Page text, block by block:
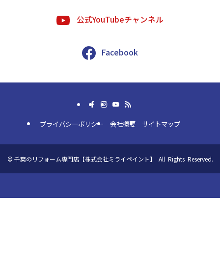
公式YouTubeチャンネル
Facebook
プライバシーポリシー 会社概要 サイトマップ
© 千葉のリフォーム専門店【株式会社ミライペイント】 All Rights Reserved.